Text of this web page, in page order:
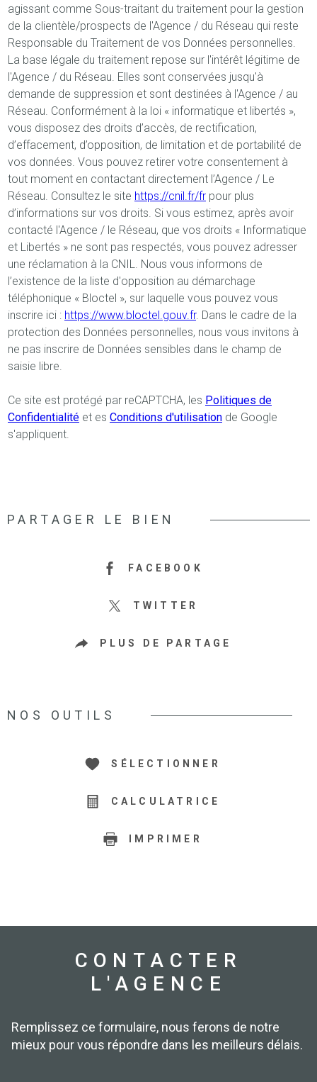
agissant comme Sous-traitant du traitement pour la gestion
de la clientèle/prospects de l'Agence / du Réseau qui reste
Responsable du Traitement de vos Données personnelles.
La base légale du traitement repose sur l'intérêt légitime de
l'Agence / du Réseau. Elles sont conservées jusqu'à
demande de suppression et sont destinées à l'Agence / au
Réseau. Conformément à la loi « informatique et libertés »,
vous disposez des droits d’accès, de rectification,
d’effacement, d’opposition, de limitation et de portabilité de
vos données. Vous pouvez retirer votre consentement à
tout moment en contactant directement l’Agence / Le
Réseau. Consultez le site https://cnil.fr/fr pour plus
d’informations sur vos droits. Si vous estimez, après avoir
contacté l'Agence / le Réseau, que vos droits « Informatique
et Libertés » ne sont pas respectés, vous pouvez adresser
une réclamation à la CNIL. Nous vous informons de
l’existence de la liste d'opposition au démarchage
téléphonique « Bloctel », sur laquelle vous pouvez vous
inscrire ici : https://www.bloctel.gouv.fr. Dans le cadre de la
protection des Données personnelles, nous vous invitons à
ne pas inscrire de Données sensibles dans le champ de
saisie libre.
Ce site est protégé par reCAPTCHA, les Politiques de
Confidentialité et es Conditions d'utilisation de Google
s'appliquent.
PARTAGER LE BIEN
FACEBOOK
TWITTER
PLUS DE PARTAGE
NOS OUTILS
SÉLECTIONNER
CALCULATRICE
IMPRIMER
CONTACTER
L'AGENCE
Remplissez ce formulaire, nous ferons de notre
mieux pour vous répondre dans les meilleurs délais.